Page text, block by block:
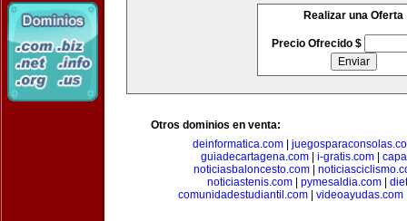
Realizar una Oferta
Precio Ofrecido $
Otros dominios en venta:
deinformatica.com
guiadecartagena.com| i-gratis.com|
noticiasbaloncesto.com
noticiastenis.com
pymesaldia.com
comunidadestudiantil.com| videoayudas.com